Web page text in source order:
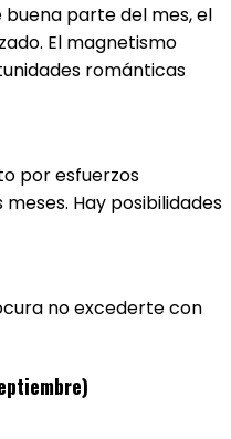
buena parte del mes, el
El magnetismo
románticas
por esfuerzos
Hay posibilidades
no excederte con